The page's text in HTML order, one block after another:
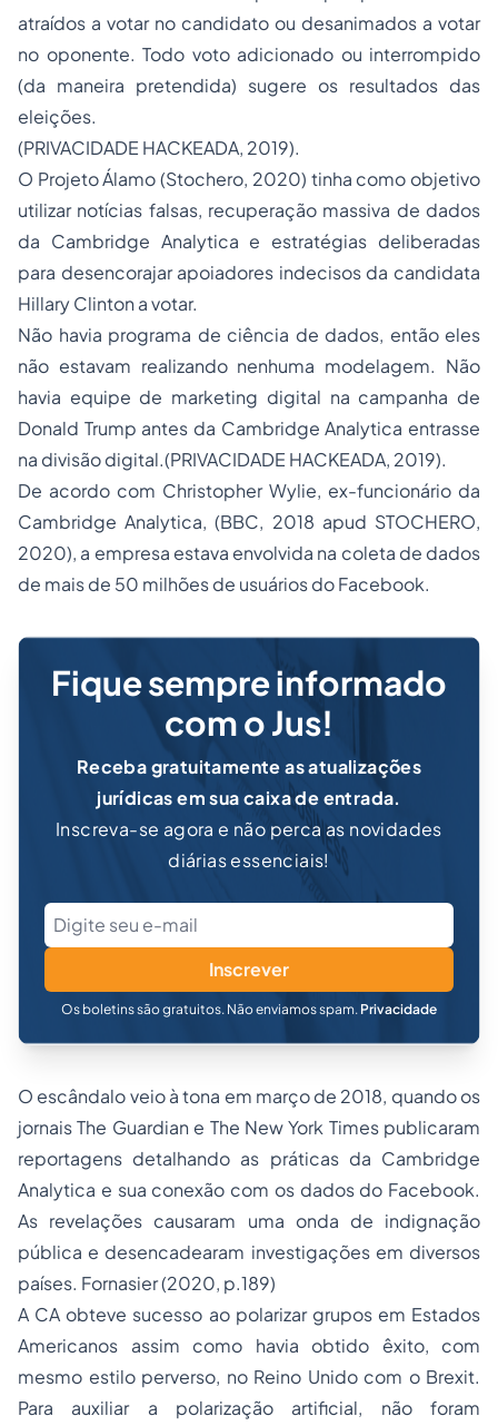
atraídos a votar no candidato ou desanimados a votar
no oponente. Todo voto adicionado ou interrompido
(da maneira pretendida) sugere os resultados das
eleições.
(PRIVACIDADE HACKEADA, 2019).
O Projeto Álamo (Stochero, 2020) tinha como objetivo
utilizar notícias falsas, recuperação massiva de dados
da Cambridge Analytica e estratégias deliberadas
para desencorajar apoiadores indecisos da candidata
Hillary Clinton a votar.
Não havia programa de ciência de dados, então eles
não estavam realizando nenhuma modelagem. Não
havia equipe de marketing digital na campanha de
Donald Trump antes da Cambridge Analytica entrasse
na divisão digital.(PRIVACIDADE HACKEADA, 2019).
De acordo com Christopher Wylie, ex-funcionário da
Cambridge Analytica, (BBC, 2018 apud STOCHERO,
2020), a empresa estava envolvida na coleta de dados
de mais de 50 milhões de usuários do Facebook.
Fique sempre informado
com o Jus!
Receba gratuitamente as atualizações
jurídicas em sua caixa de entrada.
Inscreva-se agora e não perca as novidades
diárias essenciais!
Inscrever
Os boletins são gratuitos. Não enviamos spam. Privacidade
O escândalo veio à tona em março de 2018, quando os
jornais The Guardian e The New York Times publicaram
reportagens detalhando as práticas da Cambridge
Analytica e sua conexão com os dados do Facebook.
As revelações causaram uma onda de indignação
pública e desencadearam investigações em diversos
países. Fornasier (2020, p.189)
A CA obteve sucesso ao polarizar grupos em Estados
Americanos assim como havia obtido êxito, com
mesmo estilo perverso, no Reino Unido com o Brexit.
Para auxiliar a polarização artificial, não foram